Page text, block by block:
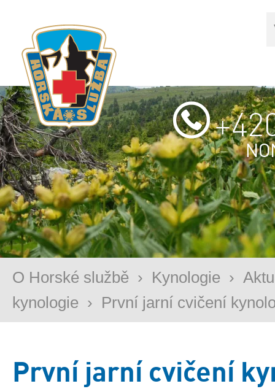
O Horské službě › Kynologie ›
kynologie › První jarní cvičení
První jarní cvičení